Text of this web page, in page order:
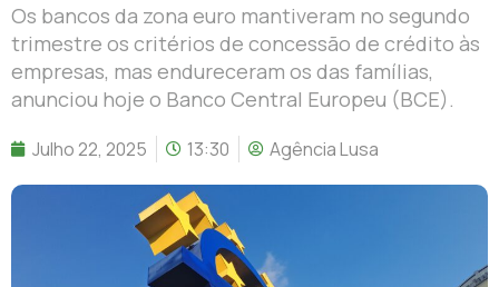
Os bancos da zona euro mantiveram no segundo
trimestre os critérios de concessão de crédito às
empresas, mas endureceram os das famílias,
anunciou hoje o Banco Central Europeu (BCE).
Julho 22, 2025 13:30 Agência Lusa